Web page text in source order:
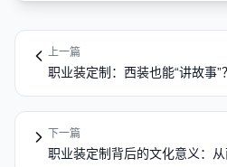
上一篇
职业装定制：西装也能“讲故事”？
下一篇
职业装定制背后的文化意义：